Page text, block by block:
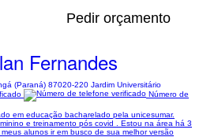
Pedir orçamento
Fernandes
(Paraná) 87020-220 Jardim Universitário
Número de
em educação bacharelado pela unicesumar.
e treinamento pós covid . Estou na área há 3
alunos ir em busco de sua melhor versão